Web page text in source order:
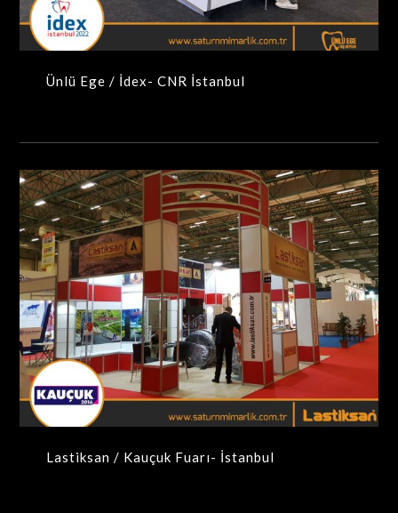
Ünlü Ege / İdex- CNR İstanbul
Lastiksan / Kauçuk Fuarı- İstanbul
MAXIMA-MODÜLER STANDLAR
Lastiksan / Kauçuk Fuarı- İstanbul